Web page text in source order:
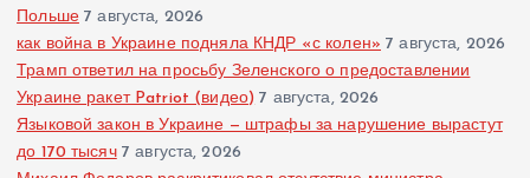
Польше 7 августа, 2026
как война в Украине подняла КНДР «с колен» 7 августа, 2026
Трамп ответил на просьбу Зеленского о предоставлении
Украине ракет Patriot (видео) 7 августа, 2026
Языковой закон в Украине — штрафы за нарушение вырастут
до 170 тысяч 7 августа, 2026